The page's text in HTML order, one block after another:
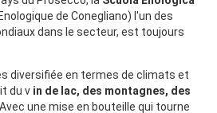
de Conegliano) l'un des
dans le secteur, est toujours
diversifiée en termes de climats et
du v in de lac, des montagnes, des
. Avec une mise en bouteille qui tourne